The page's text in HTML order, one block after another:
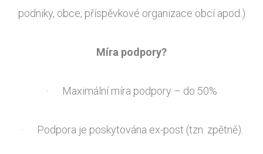
podniky, obce, příspěvkové organizace obcí apod.)
Míra podpory?
· Maximální míra podpory – do 50%
· Podpora je poskytována ex-post (tzn. zpětně).